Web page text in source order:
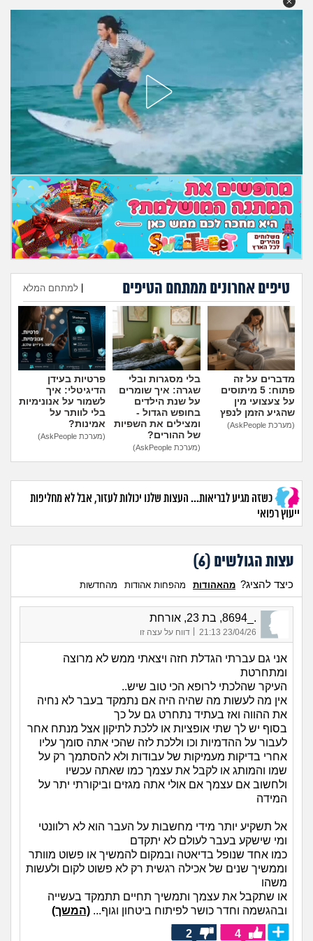
טיפים אחרונים ממתחם הטיפים למתחם המלא
הוספת טיפ
מדברים על זה
פתוח: 5 מיתוסים
על צעצועי מין
שהגיע הזמן לנפץ
(מערכת AskPeople)
בלי מסגרות ובלי
שגרה: איך שומרים
על שנת הילדים
בחופש הגדול -
ומצילים את השפיות
של ההורים?
(מערכת AskPeople)
פרטיות בעידן
הדיגיטלי: איך
לשמור על אנונימיות
בלי לוותר על
אמינות?
(מערכת AskPeople)
כשזה מגיע לבריאות... העצות שלנו יכולות לעזור, אבל לא מחליפות
ייעוץ רפואי
עצות הגולשים (6
)
כיצד להציג? מהאהודות מהפחות אהודות מהחדשות
._8694, בת 23, אורחת
23/04/26 21:13
| דווח על עצה זו
אני גם עברתי הגדלת חזה ויצאתי ממש לא מרוצה
ומתחרטת
העיקר שהלכתי לרופא הכי טוב שיש..
אין מה לעשות מה שהיה היה אם נתמקד בעבר לא נחיה
את ההווה ואז בעתיד נתחרט גם על כך
בסוף יש לך שתי אופציות או ללכת לתיקון אצל מנתח אחר
לעבור על ההדמיות וכו וללכת לזה שהכי אתה סומך עליו
אחרי בדיקות מעמיקות של עבודות ולא להסתמך רק על
שמו והמותג או לקבל את עצמך כמו שאתה עכשיו
ולחשוב אם עצמך אם אולי אתה מגזים וביקורתי יתר על
המידה
אל תשקיע יותר מידי מחשבות על העבר הוא לא רלוונטי
ומי שישקע בעבר לעולם לא יתקדם
כמו אחד שנופל בדיאטה ובמקום להמשיך או פשוט מוותר
וממשיך שנים של אכילה רגשית רק לא פשוט לקום ולעשות
משהו
או שתקבל את עצמך ותמשיך תחיים תתמקד בעשייה
ובהגשמה וחדר כושר לפיתוח ביטחון וגוף... (המשך)
4
2